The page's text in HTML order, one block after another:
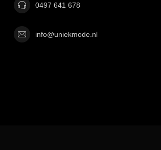
0497 641 678
info@uniekmode.nl